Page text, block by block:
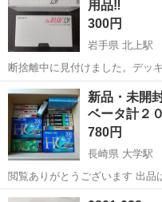
寧な研修20hで基本的な知識を...
用品‼️
300円
岩手県 北上駅
断捨離中に見付けました。デッ
か見ませんね。(古いテープ使い
しょうか。
岩手 北上市 北上駅
ビデオテープ
新品・未開
ベータ計２
780円
長崎県 大学駅
閲覧ありがとうございます 出品
ータです 新品・未使用ですが数
長崎 佐世保市